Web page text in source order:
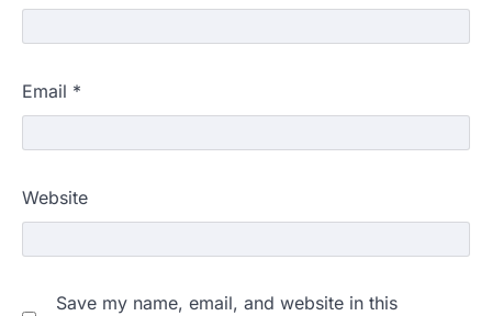
Email *
Website
Save my name, email, and website in this